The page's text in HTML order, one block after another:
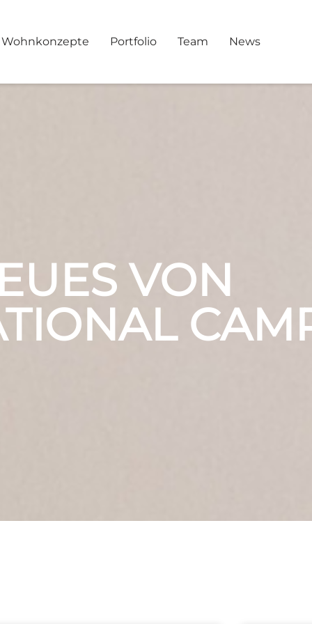
Wohnkonzepte Portfolio Team News
VON